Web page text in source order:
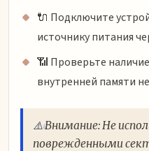
🔌 Подключите
источнику питания
📶 Проверьте
внутренней памяти
⚠️ Внимание: Не
поврежденными